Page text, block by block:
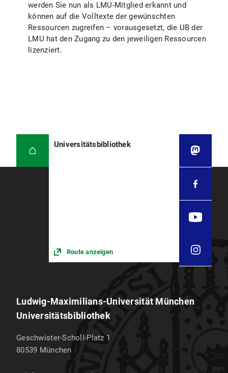
werden Sie nun als LMU-Mitglied erkannt und
können auf die Volltexte der gewünschten
Ressourcen zugreifen – vorausgesetzt, die UB der
LMU hat den Zugang zu den jeweiligen Ressourcen
lizenziert.
Universitätsbibliothek
Route anzeigen
Ludwig-Maximilians-Universität München
Universitätsbibliothek
Geschwister-Scholl-Platz 1
80539 München